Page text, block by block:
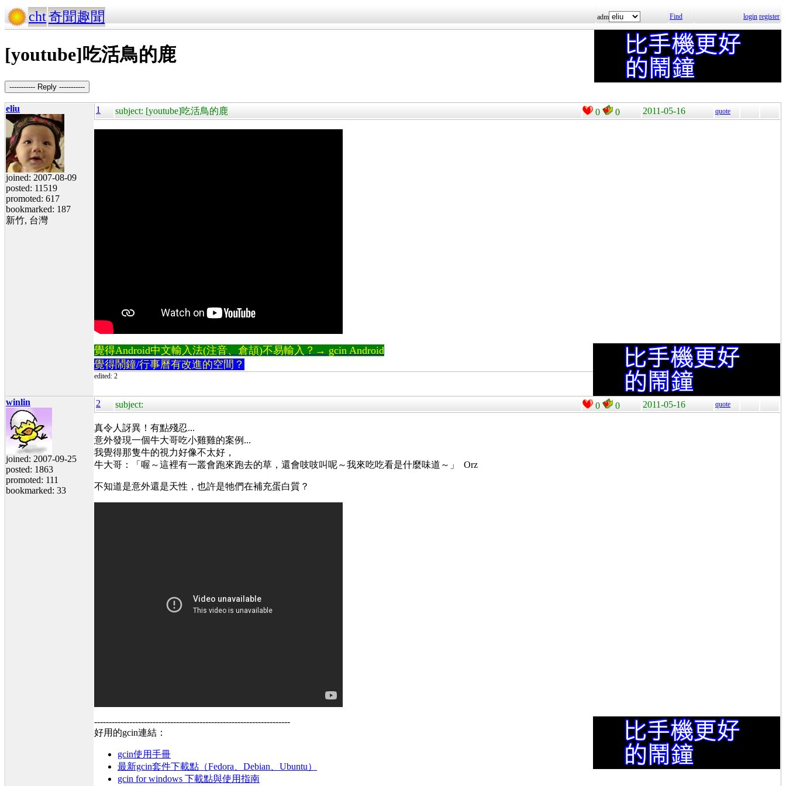
cht奇聞趣聞 adm Find login register
[youtube]吃活鳥的鹿
----------- Reply -----------
eliu
joined: 2007-08-09
posted: 11519
promoted: 617
bookmarked: 187
新竹, 台灣
1 subject: [youtube]吃活鳥的鹿 0 0 2011-05-16 quote
覺得Android中文輸入法(注音、倉頡)不易輸入？→ gcin Android
覺得鬧鐘/行事曆有改進的空間？
edited: 2
winlin
joined: 2007-09-25
posted: 1863
promoted: 111
bookmarked: 33
2 subject: 0 0 2011-05-16 quote
真令人訝異！有點殘忍...
意外發現一個牛大哥吃小雞雞的案例...
我覺得那隻牛的視力好像不太好，
牛大哥：「喔～這裡有一叢會跑來跑去的草，還會吱吱叫呢～我來吃吃看是什麼味道～」 Orz
不知道是意外還是天性，也許是牠們在補充蛋白質？
-------------------------------------------------------------------
好用的gcin連結：
gcin使用手冊
最新gcin套件下載點（Fedora、Debian、Ubuntu）
gcin for windows 下載點與使用指南